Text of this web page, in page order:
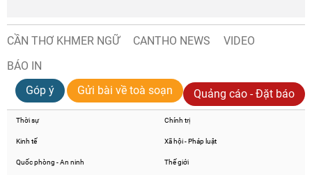
CẦN THƠ KHMER NGỮ CANTHO NEWS
VIDEO
BÁO IN
Góp ý
Gửi bài về toà soạn Quảng cáo - Đặt báo
Thời sự Chính trị
Kinh tế Xã hội - Pháp luật
Quốc phòng - An ninh Thế giới